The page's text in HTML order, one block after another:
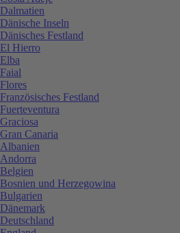
Dalmatien
Dänische Inseln
Dänisches Festland
El Hierro
Elba
Faial
Flores
Französisches Festland
Fuerteventura
Graciosa
Gran Canaria
Albanien
Andorra
Belgien
Bosnien und Herzegowina
Bulgarien
Dänemark
Deutschland